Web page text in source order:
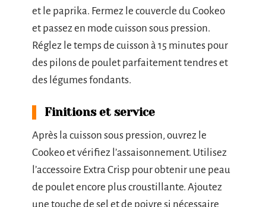
et le paprika. Fermez le couvercle du Cookeo
et passez en mode cuisson sous pression.
Réglez le temps de cuisson à 15 minutes pour
des pilons de poulet parfaitement tendres et
des légumes fondants.
Finitions et service
Après la cuisson sous pression, ouvrez le
Cookeo et vérifiez l’assaisonnement. Utilisez
l’accessoire Extra Crisp pour obtenir une peau
de poulet encore plus croustillante. Ajoutez
une touche de sel et de poivre si nécessaire